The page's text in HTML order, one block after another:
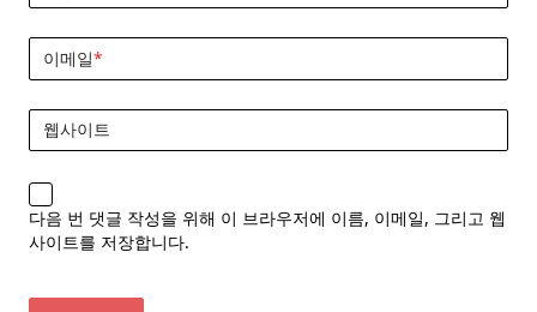
이메일*
웹사이트
다음 번 댓글 작성을 위해 이 브라우저에 이름, 이메일, 그리고 웹
사이트를 저장합니다.